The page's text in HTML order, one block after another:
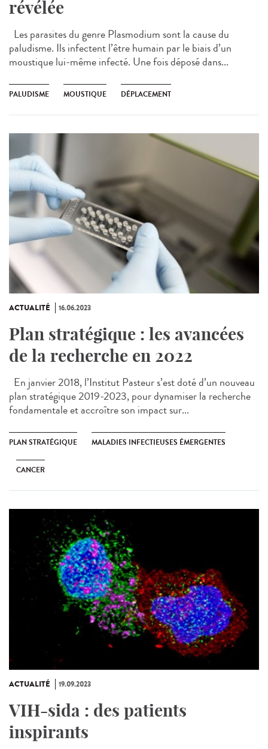
révélée
Les parasites du genre Plasmodium sont la cause du
paludisme. Ils infectent l’être humain par le biais d’un
moustique lui-même infecté. Une fois déposé dans...
PALUDISME MOUSTIQUE DÉPLACEMENT
ACTUALITÉ 16.06.2023
Plan stratégique : les avancées
de la recherche en 2022
En janvier 2018, l’Institut Pasteur s’est doté d’un nouveau
plan stratégique 2019-2023, pour dynamiser la recherche
fondamentale et accroître son impact sur...
PLAN STRATÉGIQUE MALADIES INFECTIEUSES ÉMERGENTES
CANCER
ACTUALITÉ 19.09.2023
VIH-sida : des patients
inspirants